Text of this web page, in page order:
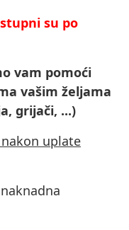
su po
vam pomoći
vašim željama
grijači, ...)
uplate